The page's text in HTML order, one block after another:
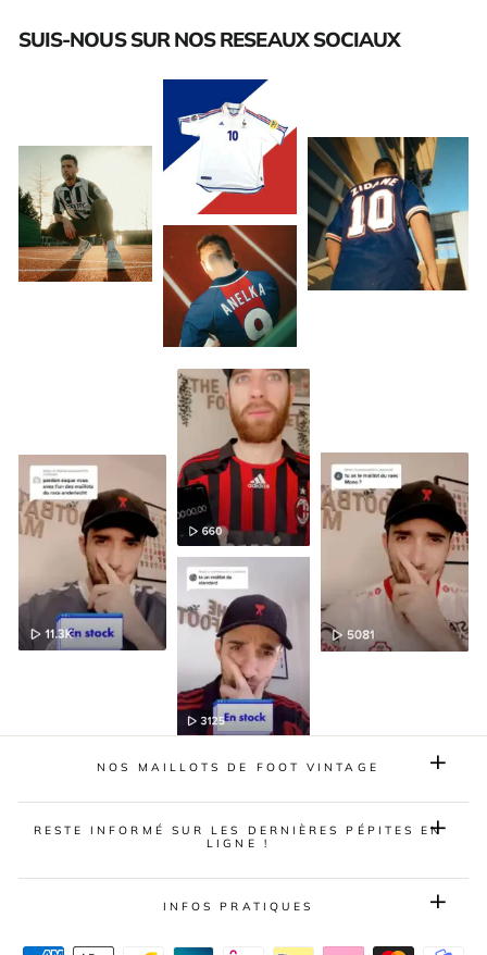
SUIS-NOUS SUR NOS RESEAUX SOCIAUX
NOS MAILLOTS DE FOOT VINTAGE
RESTE INFORMÉ SUR LES DERNIÈRES PÉPITES EN
LIGNE !
INFOS PRATIQUES